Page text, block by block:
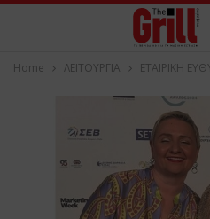
Home ΛΕΙΤΟΥΡΓΙΑ ΕΤΑΙΡΙΚΗ